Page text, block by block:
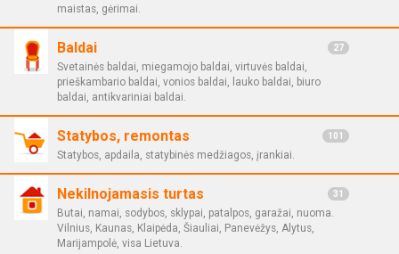
maistas, gėrimai.
Baldai 27
Svetainės baldai, miegamojo baldai, virtuvės baldai,
prieškambario baldai, vonios baldai, lauko baldai, biuro
baldai, antikvariniai baldai.
Statybos, remontas 101
Statybos, apdaila, statybinės medžiagos, įrankiai.
Nekilnojamasis turtas 31
Butai, namai, sodybos, sklypai, patalpos, garažai, nuoma.
Vilnius, Kaunas, Klaipėda, Šiauliai, Panevėžys, Alytus,
Marijampolė, visa Lietuva.